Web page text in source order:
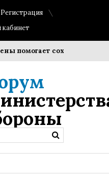
Регистрация
сохранить